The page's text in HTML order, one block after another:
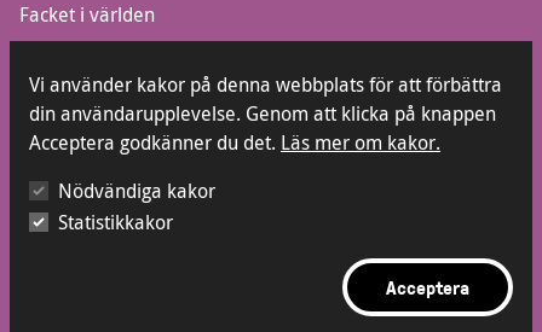
Facket i världen
Informationsbroschyrer
Lediga jobb
Kontakt
Press
Visselblåsarfunktion
Vi använder kakor på denna webbplats för att förbättra
din användarupplevelse. Genom att klicka på knappen
Acceptera godkänner du det. Läs mer om kakor.
Nödvändiga kakor
Statistikkakor
Acceptera